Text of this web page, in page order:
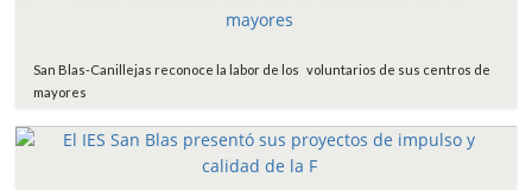
San Blas-Canillejas reconoce la labor de los voluntarios de sus centros de
mayores